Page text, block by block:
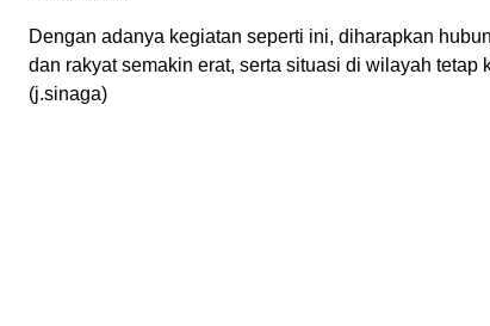
Dengan adanya kegiatan seperti ini, diharapkan
dan rakyat semakin erat, serta situasi di wilayah tetap
(j.sinaga)